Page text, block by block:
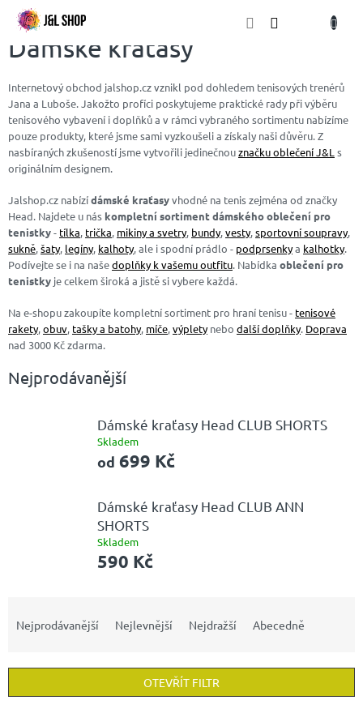
Přejít
obsah
Dámské kraťasy
Internetový obchod jalshop.czvznikl pod dohledem tenisových trenérů
Jana a Luboše. Jakožto profíci poskytujeme praktické rady při výběru
tenisového vybavení i doplňků a v rámci vybraného sortimentu nabízíme
pouze produkty, které jsme sami vyzkoušeli a získaly naši důvěru. Z
nasbíranýchzkušeností jsme vytvořili jedinečnouznačku oblečení J&L s
originálním designem.
Jalshop.cz nabízídámské kraťasyvhodné na tenis zejména od značky
Head. Najdete u nás kompletní sortiment dámského oblečení pro
tenistky- tílka, trička, mikiny a svetry, bundy,vesty,sportovní soupravy,
sukně,šaty, legíny, kalhoty, ale i spodní prádlo - podprsenkya kalhotky.
Podívejte se i na našedoplňky k vašemu outfitu. Nabídka oblečení pro
tenistky je celkem široká a jistě si vybere každá.
Na e-shopu zakoupíte kompletní sortiment pro hraní tenisu - tenisové
rakety,obuv, tašky a batohy, míče,výpletynebo další doplňky. Doprava
nad 3000 Kč zdarma.
Nejprodávanější
Dámské kraťasy Head CLUB SHORTS
Skladem
od 699 Kč
Dámské kraťasy Head CLUB ANN
SHORTS
Skladem
590 Kč
í
Nejprodávanější Nejlevnější Nejdražší Abecedně
OTEVŘÍT FILTR